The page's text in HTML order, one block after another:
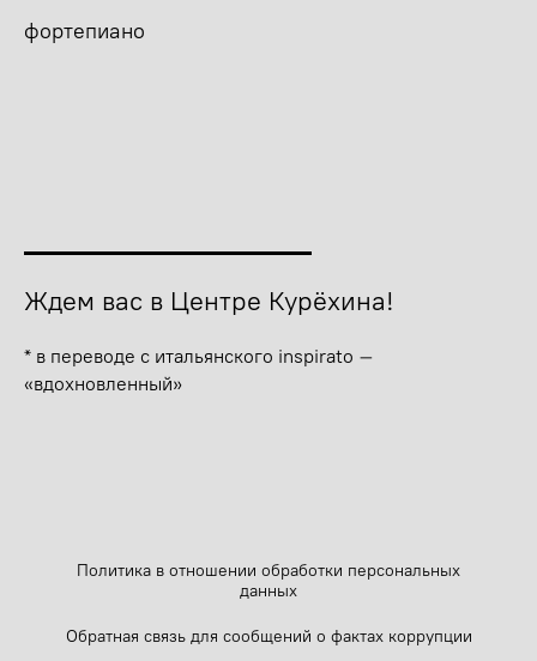
фортепиано
Ждем вас в Центре Курёхина!
* в переводе с итальянского inspirato –
«вдохновленный»
Политика в отношении обработки персональных
данных
Обратная связь для сообщений о фактах коррупции